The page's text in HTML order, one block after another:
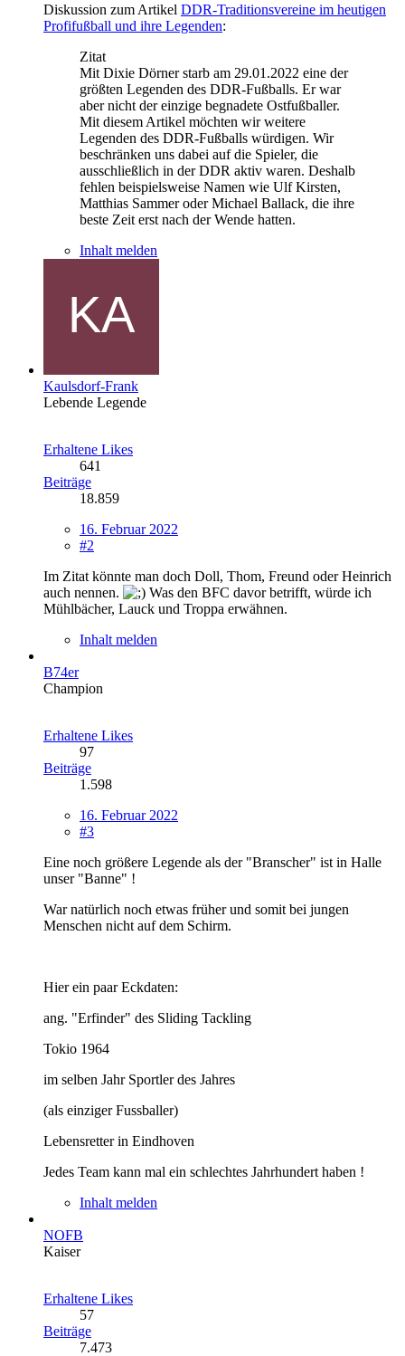
Diskussion zum Artikel DDR-Traditionsvereine im heutigen
Profifußball und ihre Legenden:
Zitat
Mit Dixie Dörner starb am 29.01.2022 eine der
größten Legenden des DDR-Fußballs. Er war
aber nicht der einzige begnadete Ostfußballer.
Mit diesem Artikel möchten wir weitere
Legenden des DDR-Fußballs würdigen. Wir
beschränken uns dabei auf die Spieler, die
ausschließlich in der DDR aktiv waren. Deshalb
fehlen beispielsweise Namen wie Ulf Kirsten,
Matthias Sammer oder Michael Ballack, die ihre
beste Zeit erst nach der Wende hatten.
Inhalt melden
Kaulsdorf-Frank
Lebende Legende
Erhaltene Likes
641
Beiträge
18.859
16. Februar 2022
#2
Im Zitat könnte man doch Doll, Thom, Freund oder Heinrich
auch nennen.
Was den BFC davor betrifft, würde ich
Mühlbächer, Lauck und Troppa erwähnen.
Inhalt melden
B74er
Champion
Erhaltene Likes
97
Beiträge
1.598
16. Februar 2022
#3
Eine noch größere Legende als der "Branscher" ist in Halle
unser "Banne" !
War natürlich noch etwas früher und somit bei jungen
Menschen nicht auf dem Schirm.
Hier ein paar Eckdaten:
ang. "Erfinder" des Sliding Tackling
Tokio 1964
im selben Jahr Sportler des Jahres
(als einziger Fussballer)
Lebensretter in Eindhoven
Jedes Team kann mal ein schlechtes Jahrhundert haben !
Inhalt melden
NOFB
Kaiser
Erhaltene Likes
57
Beiträge
7.473